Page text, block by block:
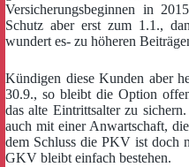
Versicherungsbeginnen in
Schutz aber erst zum 1.1.,
wundert es- zu höheren
Kündigen diese Kunden aber
30.9., so bleibt die Option
das alte Eintrittsalter zu
auch mit einer Anwartschaft,
dem Schluss die PKV ist doch
GKV bleibt einfach bestehen.